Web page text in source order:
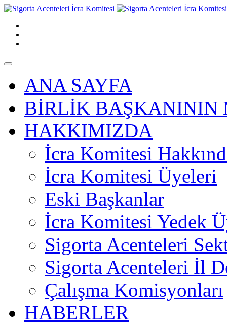
ANA SAYFA
BİRLİK BAŞKANININ
HAKKIMIZDA
İcra Komitesi
İcra Komitesi Üyeleri
Eski Başkanlar
İcra Komitesi Yedek
Sigorta Acenteleri
Sigorta Acenteleri İl
Çalışma Komisyonları
HABERLER